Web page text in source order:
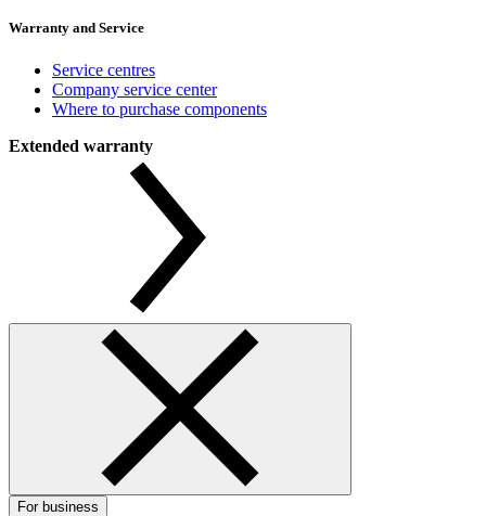
Warranty and Service
Service centres
Company service center
Where to purchase components
Extended warranty
For business